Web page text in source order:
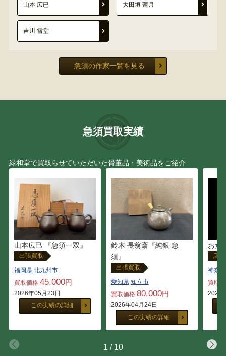
山本 広已 大田垣 蓮月
吉川 雪堂
急須の作家一覧を見る
急須買取実績
緑和堂で買取らせていただいた骨董品・美術品をご紹介
山本広巳 『急須一双』
出張買取
福岡県 北九州市
買取価格 45,000円
2026年05月23日
この実績の詳細
鈴木 長翁斎『純銀 急
須』
出張買取
愛知県 知立市
買取価格 80,000円
2026年04月24日
この実績の詳細
おた
店
神奈
買取
2026
1 / 10